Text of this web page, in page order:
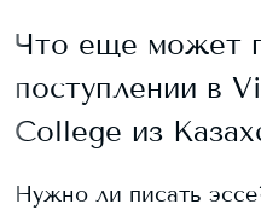
Что еще может
поступлении в
College из
Нужно ли писать